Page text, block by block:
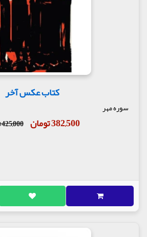
کتاب عکس آخر
سوره مهر
382,500 تومان 425,000 تومان